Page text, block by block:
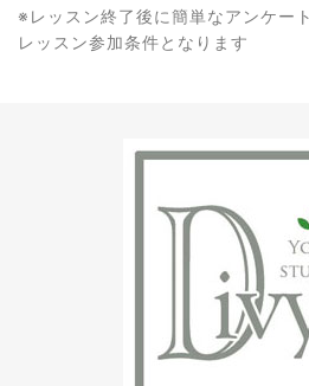
※レッスン終了後に簡単なアンケー
レッスン参加条件となります